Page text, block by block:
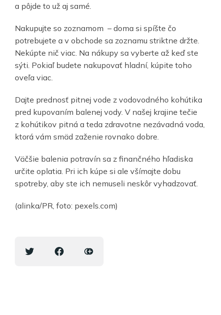
a pôjde to už aj samé.
Nakupujte so zoznamom – doma si spíšte čo
potrebujete a v obchode sa zoznamu striktne držte.
Nekúpte nič viac. Na nákupy sa vyberte až keď ste
sýti. Pokiaľ budete nakupovať hladní, kúpite toho
oveľa viac.
Dajte prednosť pitnej vode z vodovodného kohútika
pred kupovaním balenej vody. V našej krajine tečie
z kohútikov pitná a teda zdravotne nezávadná voda,
ktorá vám smäd zaženie rovnako dobre.
Väčšie balenia potravín sa z finančného hľadiska
určite oplatia. Pri ich kúpe si ale všímajte dobu
spotreby, aby ste ich nemuseli neskôr vyhadzovať.
(alinka/PR, foto: pexels.com)